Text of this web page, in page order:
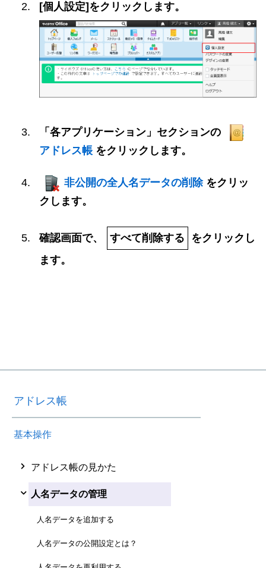
[個人設定]をクリックします。
「各アプリケーション」セクションの
アドレス帳 をクリックします。
非公開の全人名データの削除 をクリッ
クします。
確認画面で、 すべて削除する
をクリックし
ます。
アドレス帳
基本操作
アドレス帳の見かた
人名データの管理
人名データを追加する
人名データの公開設定とは？